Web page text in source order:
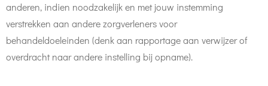
anderen, indien noodzakelijk en met jouw instemming
verstrekken aan andere zorgverleners voor
behandeldoeleinden (denk aan rapportage aan verwijzer of
overdracht naar andere instelling bij opname).